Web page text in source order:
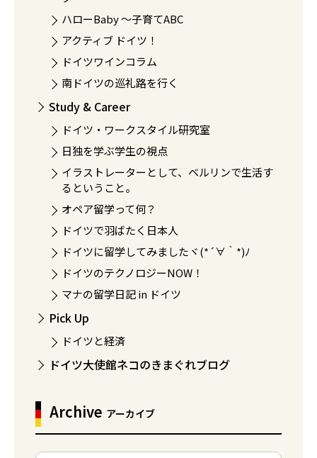
ハローBaby 〜子育てABC
アクティブ ドイツ！
ドイツワインコラム
南ドイツの巡礼路を行く
Study & Career
ドイツ・ワークスタイル研究室
日独を学ぶ学生の視点
イラストレーターとして、ベルリンで生活す
るということ。
オペア留学って何？
ドイツで羽ばたく日本人
ドイツに留学してみましたヾ(*´∀｀*)ﾉ
ドイツのテクノロジーNOW！
マナの留学日記 in ドイツ
Pick Up
ドイツと経済
ドイツ大使館ネコのきまぐれブログ
Archive アーカイブ